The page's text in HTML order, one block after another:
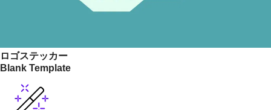
ロゴステッカー
Blank Template